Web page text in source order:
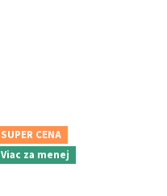
SUPER CENA
Viac za menej